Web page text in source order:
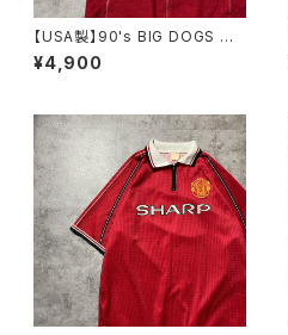
【USA製】90's BIG DOGS 希
少POLAR DOGSタグ ビッグ
ドッグス ワンポイント ラベル
¥4,900